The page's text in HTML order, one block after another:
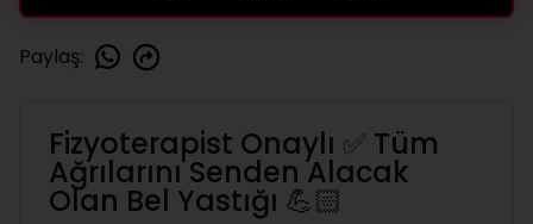
Paylaş:
Fizyoterapist Onaylı ✅ Tüm
Ağrılarını Senden Alacak
Olan Bel Yastığı 💪🏻